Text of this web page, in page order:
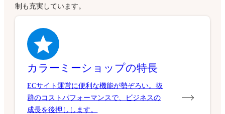
制も充実しています。
カラーミーショップの特長
ECサイト運営に便利な機能が勢ぞろい。抜
群のコストパフォーマンスで、ビジネスの
成長を後押しします。